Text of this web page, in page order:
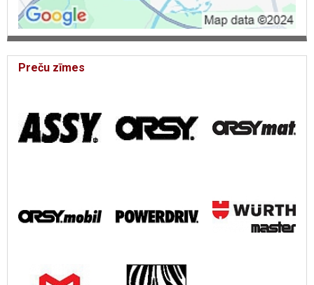
Preču zīmes